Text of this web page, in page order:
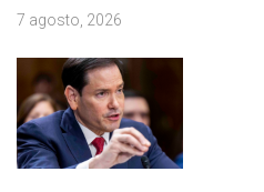
7 agosto, 2026